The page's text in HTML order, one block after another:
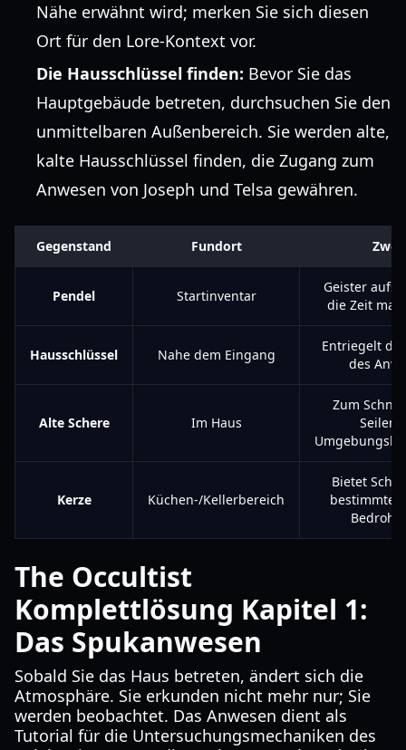
Nähe erwähnt wird; merken Sie sich diesen
Ort für den Lore-Kontext vor.
Die Hausschlüssel finden: Bevor Sie das
Hauptgebäude betreten, durchsuchen Sie den
unmittelbaren Außenbereich. Sie werden alte,
kalte Hausschlüssel finden, die Zugang zum
Anwesen von Joseph und Telsa gewähren.
Gegenstand Fundort
Pendel Startinventar
Geister
die Zeit
Hausschlüssel Nahe dem Eingang
Entriegelt
des
Alte Schere Im Haus
Zum
Seilen
Kerze Küchen-/Kellerbereich
Bietet
bestimmte
The Occultist
Komplettlösung Kapitel 1:
Das Spukanwesen
Sobald Sie das Haus betreten, ändert sich die
Atmosphäre. Sie erkunden nicht mehr nur; Sie
werden beobachtet. Das Anwesen dient als
Tutorial für die Untersuchungsmechaniken des